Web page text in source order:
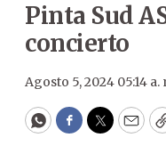
Pinta Sud
concierto
Agosto 5, 2024 05:14 a.
WhatsApp
Facebook
Twitter